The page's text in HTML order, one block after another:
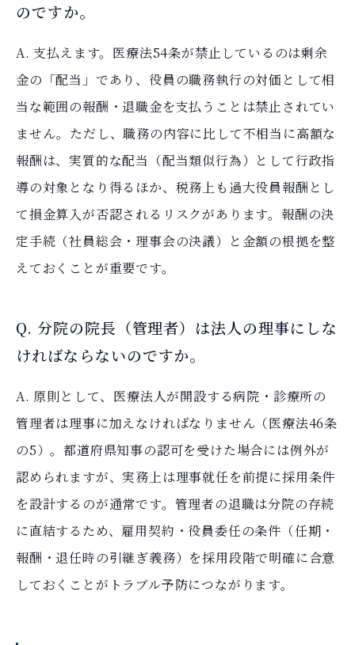
のですか。
A. 支払えます。医療法54条が禁止しているのは剰余
金の「配当」であり、役員の職務執行の対価として相
当な範囲の報酬・退職金を支払うことは禁止されてい
ません。ただし、職務の内容に比して不相当に高額な
報酬は、実質的な配当（配当類似行為）として行政指
導の対象となり得るほか、税務上も過大役員報酬とし
て損金算入が否認されるリスクがあります。報酬の決
定手続（社員総会・理事会の決議）と金額の根拠を整
えておくことが重要です。
Q. 分院の院長（管理者）は法人の理事にしな
ければならないのですか。
A. 原則として、医療法人が開設する病院・診療所の
管理者は理事に加えなければなりません（医療法46条
の5）。都道府県知事の認可を受けた場合には例外が
認められますが、実務上は理事就任を前提に採用条件
を設計するのが通常です。管理者の退職は分院の存続
に直結するため、雇用契約・役員委任の条件（任期・
報酬・退任時の引継ぎ義務）を採用段階で明確に合意
しておくことがトラブル予防につながります。